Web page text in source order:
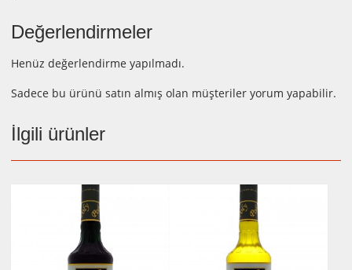
Değerlendirmeler
Henüz değerlendirme yapılmadı.
Sadece bu ürünü satın almış olan müşteriler yorum yapabilir.
İlgili ürünler